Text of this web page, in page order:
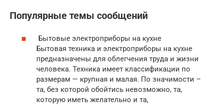
Популярные темы сообщений
Бытовые электроприборы на кухне
Бытовая техника и электроприборы на кухне
предназначены для облегчения труда и жизни
человека. Техника имеет классификации по
размерам — крупная и малая. По значимости –
та, без которой обойтись невозможно, та,
которую иметь желательно и та,